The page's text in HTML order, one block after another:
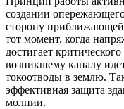
создании
сторону
тот момент, когда
достигает
возникшему каналу
токоотводы в землю.
эффективная защита
молнии.